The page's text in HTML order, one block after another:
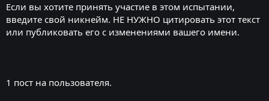
Если вы хотите принять участие в этом испытании,
введите свой никнейм. НЕ НУЖНО цитировать этот текст
или публиковать его с изменениями вашего имени.
1 пост на пользователя.